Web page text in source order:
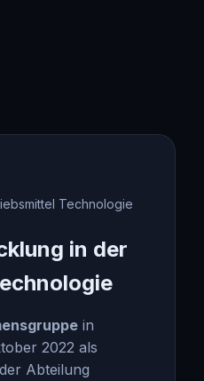
Technologie
in der
in
2022 als
Abteilung